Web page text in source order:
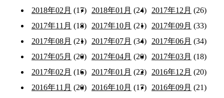
2018年02月 (17) 2018年01月 (24) 2017年12月 (26)
2017年11月 (18) 2017年10月 (21) 2017年09月 (33)
2017年08月 (21) 2017年07月 (34) 2017年06月 (34)
2017年05月 (20) 2017年04月 (20) 2017年03月 (18)
2017年02月 (16) 2017年01月 (22) 2016年12月 (20)
2016年11月 (20) 2016年10月 (17) 2016年09月 (21)